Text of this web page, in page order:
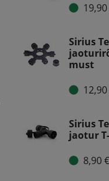
Sirius
must
Sirius
jaotur
8,90